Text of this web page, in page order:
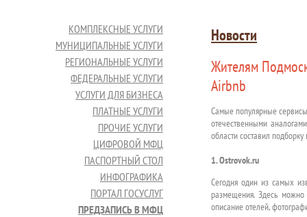
КОМПЛЕКСНЫЕ УСЛУГИ
МУНИЦИПАЛЬНЫЕ УСЛУГИ
РЕГИОНАЛЬНЫЕ УСЛУГИ
ФЕДЕРАЛЬНЫЕ УСЛУГИ
УСЛУГИ ДЛЯ БИЗНЕСА
ПЛАТНЫЕ УСЛУГИ
ПРОЧИЕ УСЛУГИ
ЦИФРОВОЙ МФЦ
ПАСПОРТНЫЙ СТОЛ
ИНФОГРАФИКА
ПОРТАЛ ГОСУСЛУГ
ПРЕДЗАПИСЬ В МФЦ
Новости
Жителям
Airbnb
Самые популярные
отечественными
области составил
1. Ostrovok.ru
Сегодня один из самых
размещения. Здесь
описание отелей,